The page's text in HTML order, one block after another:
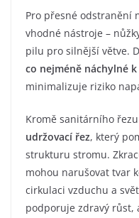
Pro přesné odstranění
vhodné nástroje –
pilu pro silnější větve.
co nejméně náchylné
minimalizuje riziko
Kromě sanitárního
udržovací řez, který
strukturu stromu.
mohou narušovat tvar
cirkulaci vzduchu a
podporuje zdravý růst,